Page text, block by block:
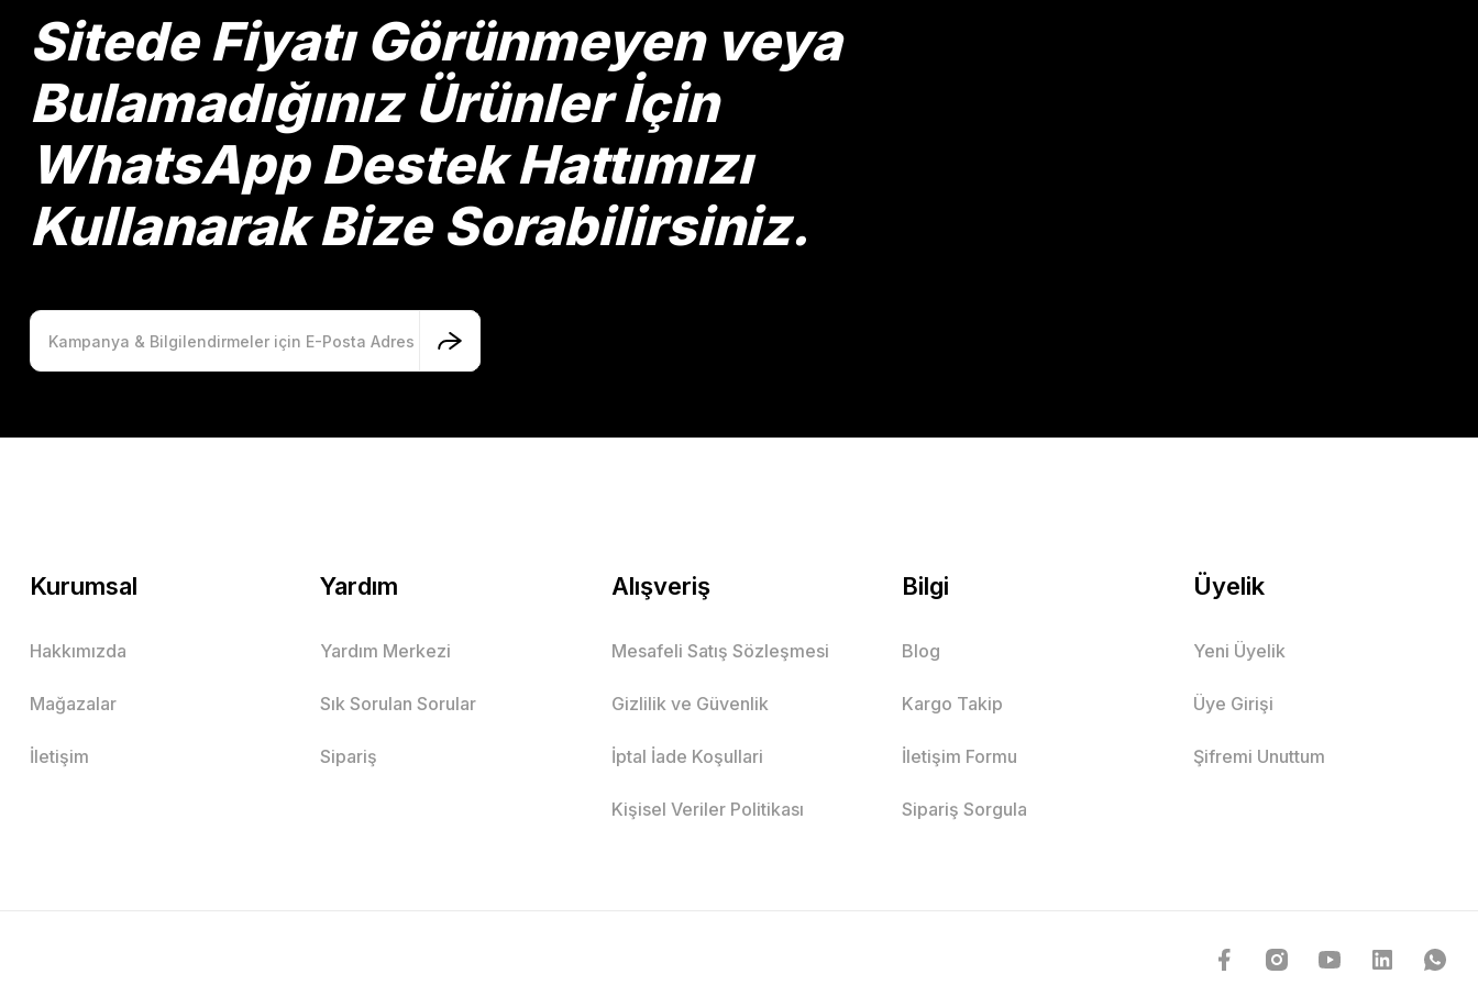
Ürün fiyatı diğer sitelerden daha pahalı.
Bu ürüne benzer farklı alternatifler olmalı.
Gönder
Sitede Fiyatı Görünmeyen veya
Bulamadığınız Ürünler İçin
WhatsApp Destek Hattımızı
Kullanarak Bize Sorabilirsiniz.
Kurumsal
Hakkımızda
Mağazalar
İletişim
Yardım
Yardım Merkezi
Sık Sorulan Sorular
Sipariş
Alışveriş
Mesafeli Satış Sözleşmesi
Gizlilik ve Güvenlik
İptal İade Koşullari
Kişisel Veriler Politikası
Bilgi
Blog
Kargo Takip
İletişim Formu
Sipariş Sorgula
Üyelik
Yeni Üyelik
Üye Girişi
Şifremi Unuttum